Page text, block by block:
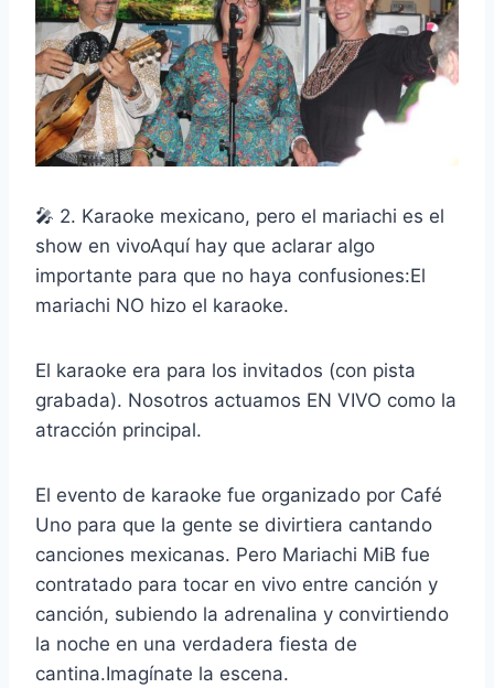
🎤 2. Karaoke mexicano, pero el mariachi es el
show en vivoAquí hay que aclarar algo
importante para que no haya confusiones:El
mariachi NO hizo el karaoke.
El karaoke era para los invitados (con pista
grabada). Nosotros actuamos EN VIVO como la
atracción principal.
El evento de karaoke fue organizado por Café
Uno para que la gente se divirtiera cantando
canciones mexicanas. Pero Mariachi MiB fue
contratado para tocar en vivo entre canción y
canción, subiendo la adrenalina y convirtiendo
la noche en una verdadera fiesta de
cantina.Imagínate la escena.